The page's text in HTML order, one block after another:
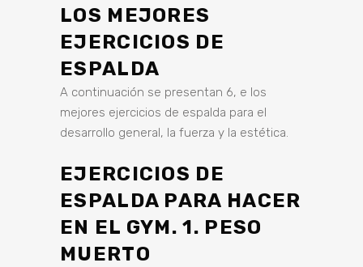
LOS MEJORES
EJERCICIOS DE
ESPALDA
A continuación se presentan 6, e los
mejores ejercicios de espalda para el
desarrollo general, la fuerza y ​​la estética.
EJERCICIOS DE
ESPALDA PARA HACER
EN EL GYM. 1. PESO
MUERTO